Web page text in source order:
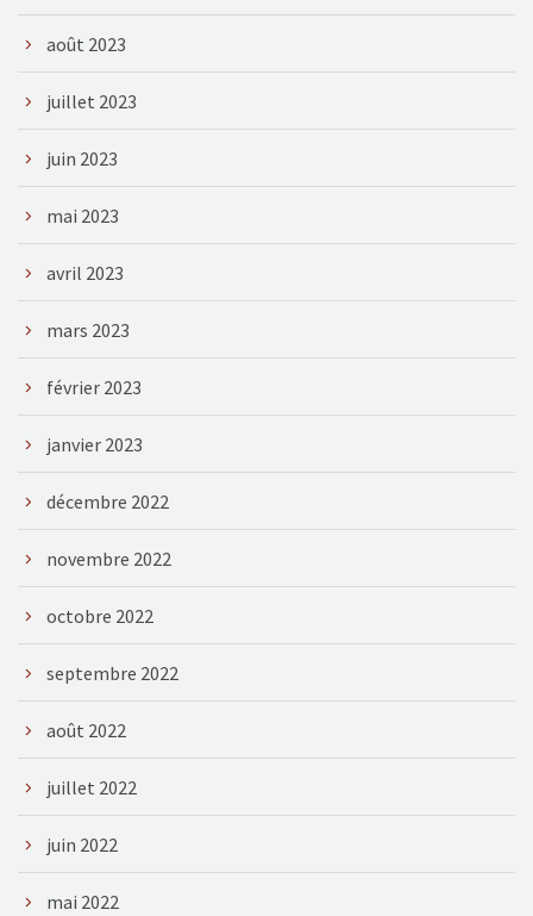
août 2023
juillet 2023
juin 2023
mai 2023
avril 2023
mars 2023
février 2023
janvier 2023
décembre 2022
novembre 2022
octobre 2022
septembre 2022
août 2022
juillet 2022
juin 2022
mai 2022